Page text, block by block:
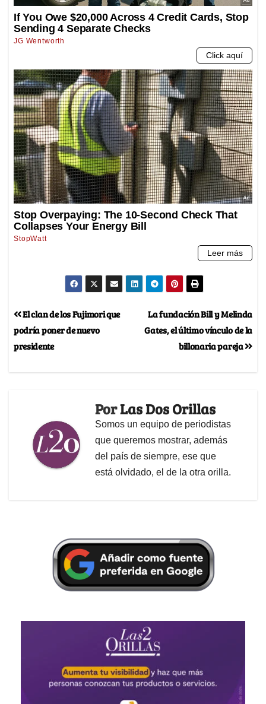
La fundación Bill y Melinda
Gates, el último vínculo de la
billonaria pareja
El clan de los Fujimori que
podría poner de nuevo
presidente
PorLas Dos Orillas
Somos un equipo de periodistas
que queremos mostrar, además
del país de siempre, ese que
está olvidado, el de la otra orilla.